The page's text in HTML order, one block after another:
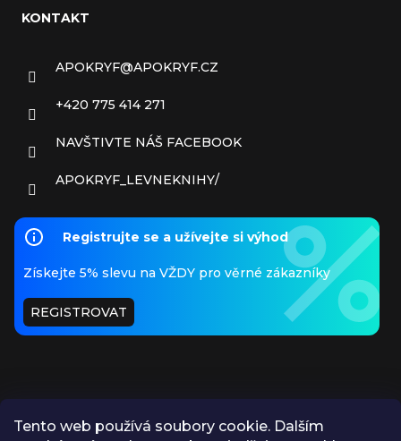
Tento web používá soubory cookie. Dalším
KONTAKT
APOKRYF@APOKRYF.CZ
+420 775 414 271
NAVŠTIVTE NÁŠ FACEBOOK
APOKRYF_LEVNEKNIHY/
Registrujte se a užívejte si výhod
Získejte 5% slevu na VŽDY pro věrné zákazníky
REGISTROVAT